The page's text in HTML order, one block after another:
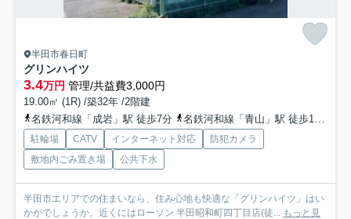
半田市春日町
グリンハイツ
3.4万円 管理/共益費3,000円
19.00㎡ (1R) /築32年 /2階建
名鉄河和線「成岩」駅 徒歩7分
名鉄河和線「青山」駅 徒歩13分
駐輪場 CATV インターネット対応
防犯カメラ
敷地内ごみ置き場
公共下水
半田市エリアでの住まいなら、住み心地も快適な「グリンハイツ」はい
かがでしょうか。近くにはローソン 半田昭和町四丁目店(徒...
もっと見